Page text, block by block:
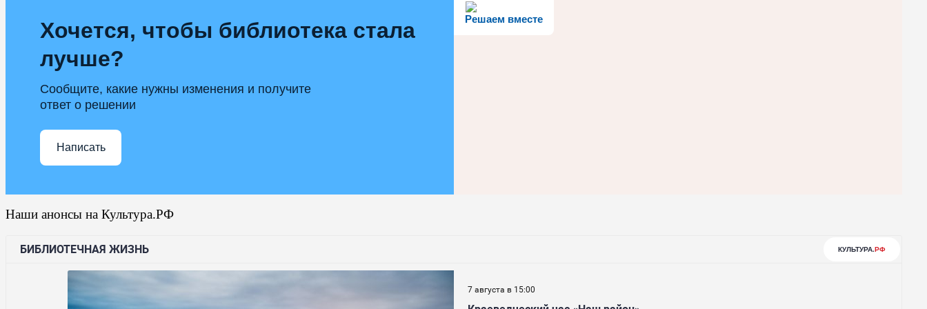
Решаем вместе
Хочется, чтобы библиотека стала
лучше?
Сообщите, какие нужны изменения и получите
ответ о решении
Написать
Наши анонсы на Культура.РФ